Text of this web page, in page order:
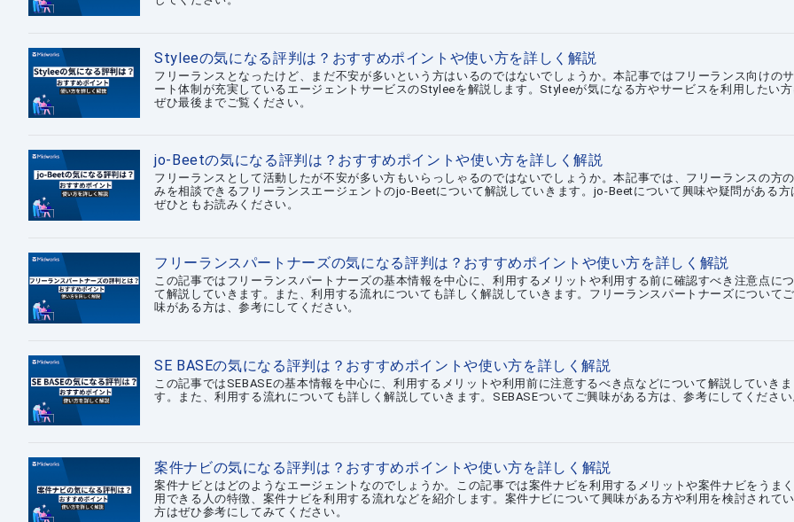
Styleeの気になる評判は？おすすめポイントや使い方を詳しく解説
フリーランスとなったけど、まだ不安が多いという方はいるのではないでしょうか。本記事ではフリーランス向けの
ート体制が充実しているエージェントサービスのStyleeを解説します。Styleeが気になる方やサービスを利用したい方
ぜひ最後までご覧ください。
jo-Beetの気になる評判は？おすすめポイントや使い方を詳しく解説
フリーランスとして活動したが不安が多い方もいらっしゃるのではないでしょうか。本記事では、フリーランスの方
みを相談できるフリーランスエージェントのjo-Beetについて解説していきます。jo-Beetについて興味や疑問がある方
ぜひともお読みください。
フリーランスパートナーズの気になる評判は？おすすめポイントや使い方を詳しく解説
この記事ではフリーランスパートナーズの基本情報を中心に、利用するメリットや利用する前に確認すべき注意点に
て解説していきます。また、利用する流れについても詳しく解説していきます。フリーランスパートナーズについて
味がある方は、参考にしてください。
SE BASEの気になる評判は？おすすめポイントや使い方を詳しく解説
この記事ではSEBASEの基本情報を中心に、利用するメリットや利用前に注意するべき点などについて解説していきま
す。また、利用する流れについても詳しく解説していきます。SEBASEついてご興味がある方は、参考にしてください
案件ナビの気になる評判は？おすすめポイントや使い方を詳しく解説
案件ナビとはどのようなエージェントなのでしょうか。この記事では案件ナビを利用するメリットや案件ナビをうま
用できる人の特徴、案件ナビを利用する流れなどを紹介します。案件ナビについて興味がある方や利用を検討されて
方はぜひ参考にしてみてください。